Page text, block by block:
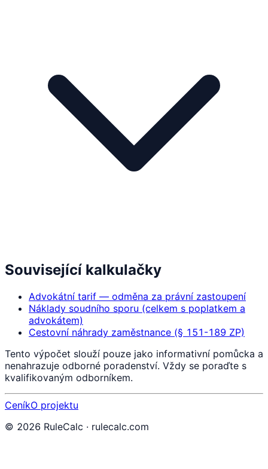
Související kalkulačky
Advokátní tarif — odměna za právní zastoupení
Náklady soudního sporu (celkem s poplatkem a
advokátem)
Cestovní náhrady zaměstnance (§ 151-189 ZP)
Tento výpočet slouží pouze jako informativní pomůcka a
nenahrazuje odborné poradenství. Vždy se poraďte s
kvalifikovaným odborníkem.
CeníkO projektu
© 2026 RuleCalc · rulecalc.com